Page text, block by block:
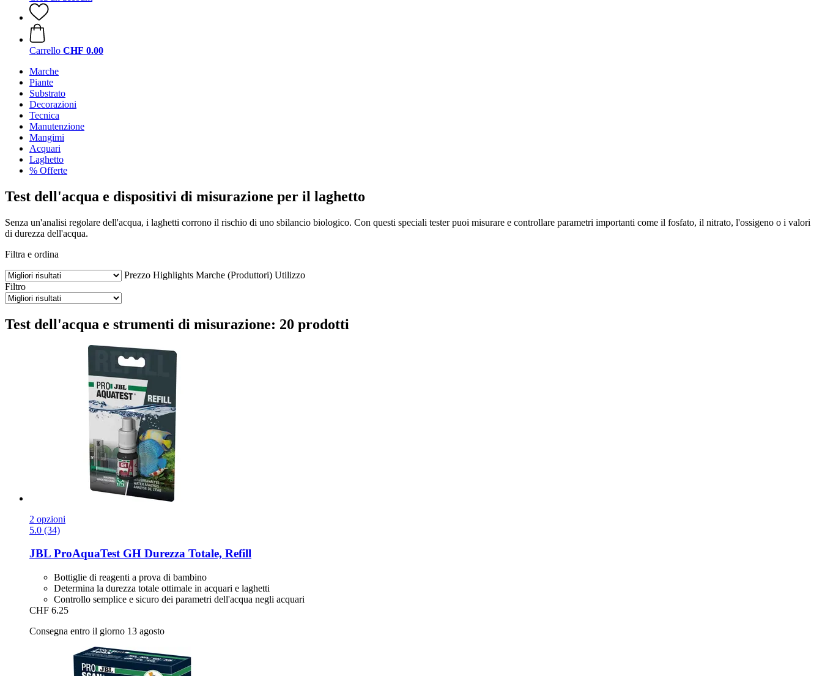
Carrello CHF 0.00
Marche
Piante
Substrato
Decorazioni
Tecnica
Manutenzione
Mangimi
Acquari
Laghetto
% Offerte
Test dell'acqua e dispositivi di misurazione per il laghetto
Senza un'analisi regolare dell'acqua, i laghetti corrono il rischio di uno sbilancio biologico. Con questi speciali tester puoi misurare e controllare parametri importanti come il fosfato, il nitrato, l'ossigeno o i valori
di durezza dell'acqua.
Filtra e ordina
Prezzo Highlights Marche (Produttori) Utilizzo
Filtro
Test dell'acqua e strumenti di misurazione: 20 prodotti
2 opzioni
5.0 (34)
JBL ProAquaTest GH Durezza Totale, Refill
Bottiglie di reagenti a prova di bambino
Determina la durezza totale ottimale in acquari e laghetti
Controllo semplice e sicuro dei parametri dell'acqua negli acquari
CHF 6.25
Consegna entro il giorno 13 agosto